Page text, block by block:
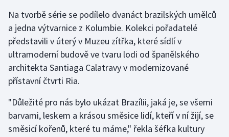
Krasobruslení
Lezení
Lyže a snowboard
Motorsport
Na tvorbě série se podílelo dvanáct brazilských umělců
a jedna výtvarnice z Kolumbie. Kolekci pořadatelé
představili v úterý v Muzeu zítřka, které sídlí v
ultramoderní budově ve tvaru lodi od španělského
architekta Santiaga Calatravy v modernizované
přístavní čtvrti Ria.
"Důležité pro nás bylo ukázat Brazílii, jaká je, se všemi
barvami, leskem a krásou směsice lidí, kteří v ní žijí, se
směsicí kořenů, které tu máme," řekla šéfka kultury